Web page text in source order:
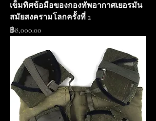
เข็มทิศข้อมือของกองทัพอากาศเยอรมัน
สมัยสงครามโลกครั้งที่ 2
ราคา
฿8,000.00